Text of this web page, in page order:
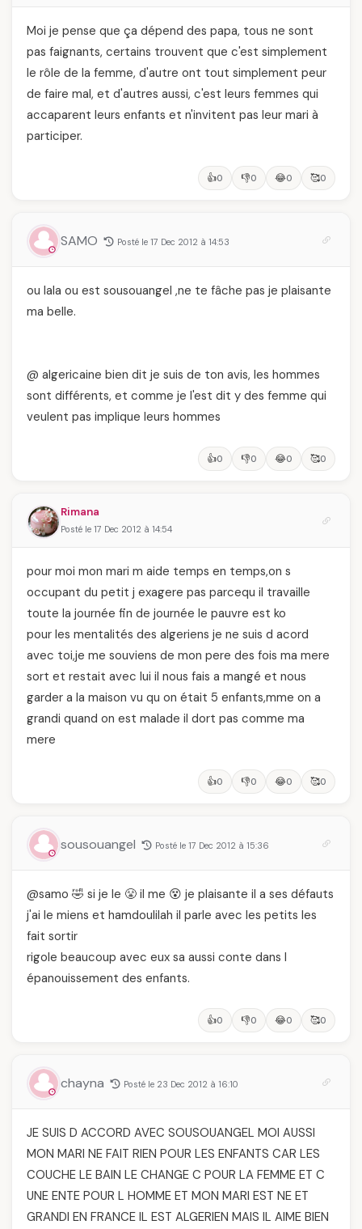
Moi je pense que ça dépend des papa, tous ne sont
pas faignants, certains trouvent que c'est simplement
le rôle de la femme, d'autre ont tout simplement peur
de faire mal, et d'autres aussi, c'est leurs femmes qui
accaparent leurs enfants et n'invitent pas leur mari à
participer.
👍0 👎0 😂0 🥰0
SAMO Posté le 17 Dec 2012 à 14:53
ou lala ou est sousouangel ,ne te fâche pas je plaisante
ma belle.
@ algericaine bien dit je suis de ton avis, les hommes
sont différents, et comme je l'est dit y des femme qui
veulent pas implique leurs hommes
👍0 👎0 😂0 🥰0
Rimana
Posté le 17 Dec 2012 à 14:54
pour moi mon mari m aide temps en temps,on s
occupant du petit j exagere pas parcequ il travaille
toute la journée fin de journée le pauvre est ko
pour les mentalités des algeriens je ne suis d acord
avec toi,je me souviens de mon pere des fois ma mere
sort et restait avec lui il nous fais a mangé et nous
garder a la maison vu qu on était 5 enfants,mme on a
grandi quand on est malade il dort pas comme ma
mere
👍0 👎0 😂0 🥰0
sousouangel Posté le 17 Dec 2012 à 15:36
@samo 🤣 si je le 😤 il me 😵 je plaisante il a ses défauts
j'ai le miens et hamdoulilah il parle avec les petits les
fait sortir
rigole beaucoup avec eux sa aussi conte dans l
épanouissement des enfants.
👍0 👎0 😂0 🥰0
chayna Posté le 23 Dec 2012 à 16:10
JE SUIS D ACCORD AVEC SOUSOUANGEL MOI AUSSI
MON MARI NE FAIT RIEN POUR LES ENFANTS CAR LES
COUCHE LE BAIN LE CHANGE C POUR LA FEMME ET C
UNE ENTE POUR L HOMME ET MON MARI EST NE ET
GRANDI EN FRANCE IL EST ALGERIEN MAIS IL AIME BIEN